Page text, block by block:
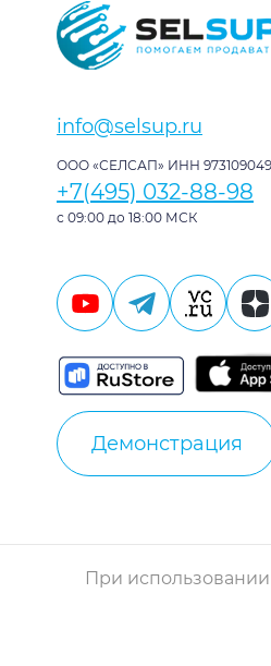
info@selsup.ru
ООО «СЕЛСАП» ИНН
+7(495) 032-88-98
с 09:00 до 18:00 МСК
Демонстрация
При использовании